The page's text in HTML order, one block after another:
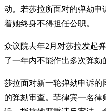
动。若莎拉所面对的弹劾
着她终身不得担任公职。
众议院去年2月对莎拉发起
了一年内不能作出多次弹劾
莎拉面对新一轮弹劾申诉
的弹劾审查。菲律宾一名律